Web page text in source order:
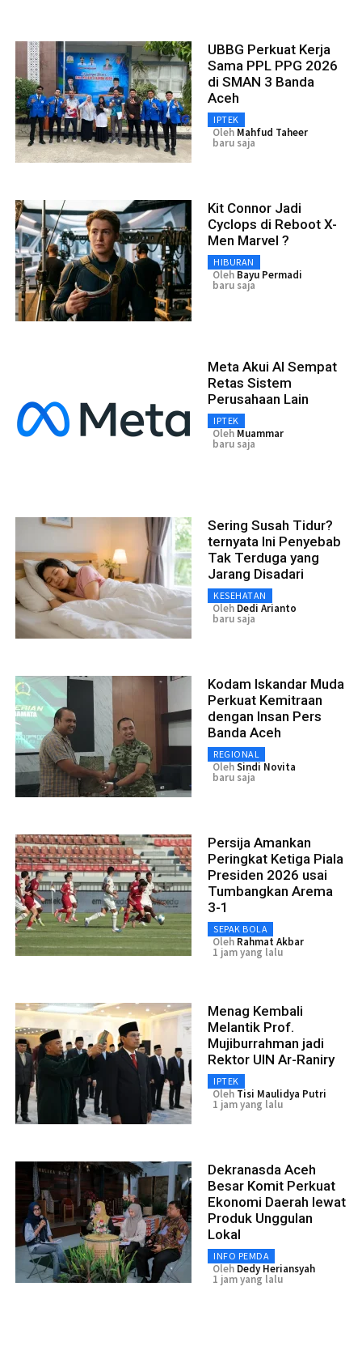
UBBG Perkuat Kerja
Sama PPL PPG 2026
di SMAN 3 Banda
Aceh
IPTEK
Oleh Mahfud Taheer
baru saja
Kit Connor Jadi
Cyclops di Reboot X-
Men Marvel ?
HIBURAN
Oleh Bayu Permadi
baru saja
Meta Akui AI Sempat
Retas Sistem
Perusahaan Lain
IPTEK
Oleh Muammar
baru saja
Sering Susah Tidur?
ternyata Ini Penyebab
Tak Terduga yang
Jarang Disadari
KESEHATAN
Oleh Dedi Arianto
baru saja
Kodam Iskandar Muda
Perkuat Kemitraan
dengan Insan Pers
Banda Aceh
REGIONAL
OlehSindi Novita
baru saja
Persija Amankan
Peringkat Ketiga Piala
Presiden 2026 usai
Tumbangkan Arema
3-1
SEPAK BOLA
Oleh Rahmat Akbar
1 jam yang lalu
Menag Kembali
Melantik Prof.
Mujiburrahman jadi
Rektor UIN Ar-Raniry
IPTEK
Oleh Tisi Maulidya Putri
1 jam yang lalu
Dekranasda Aceh
Besar Komit Perkuat
Ekonomi Daerah lewat
Produk Unggulan
Lokal
INFO PEMDA
Oleh Dedy Heriansyah
1 jam yang lalu